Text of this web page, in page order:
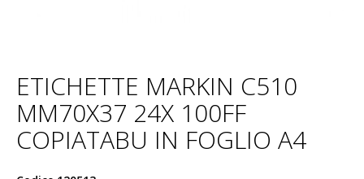
ETICHETTE MARKIN C510
MM70X37 24X 100FF
COPIATABU IN FOGLIO A4